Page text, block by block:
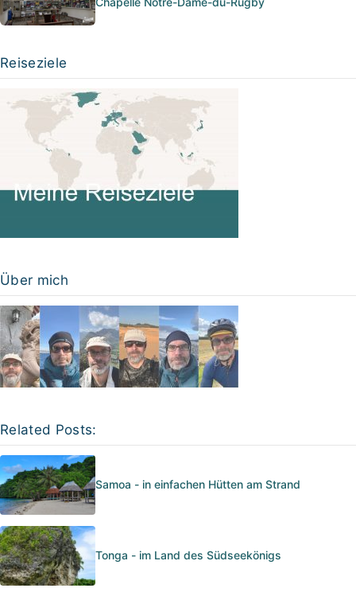
Reiseziele
Über mich
Related Posts:
Samoa - in einfachen Hütten am Strand
Tonga - im Land des Südseekönigs